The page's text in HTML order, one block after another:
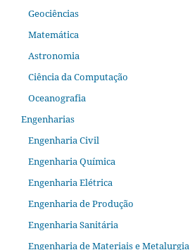
Geociências
Matemática
Astronomia
Ciência da Computação
Oceanografia
Engenharias
Engenharia Civil
Engenharia Química
Engenharia Elétrica
Engenharia de Produção
Engenharia Sanitária
Engenharia de Materiais e Metalurgia